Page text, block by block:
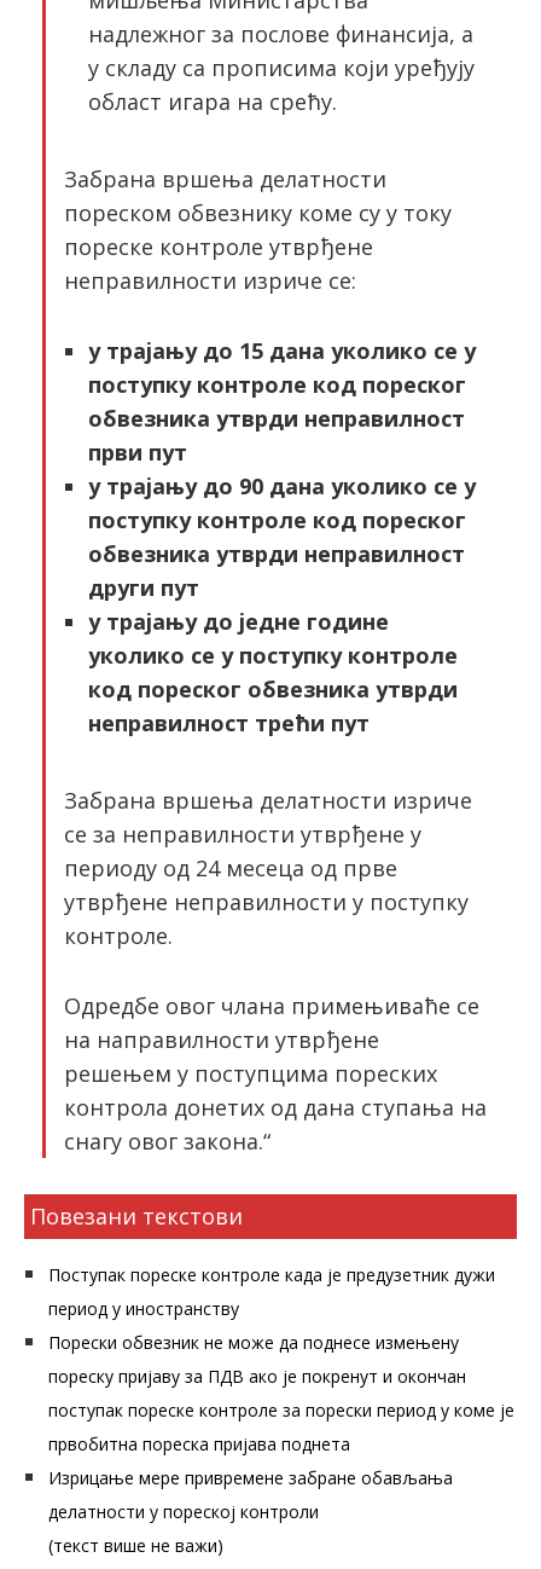
надлежног за послове финансија, а
у складу са прописима који уређују
област игара на срећу.
Забрана вршења делатности
пореском обвезнику коме су у току
пореске контроле утврђене
неправилности изриче се:
у трајању до 15 дана уколико се у
поступку контроле код пореског
обвезника утврди неправилност
први пут
у трајању до 90 дана уколико се у
поступку контроле код пореског
обвезника утврди неправилност
други пут
у трајању до једне године
уколико се у поступку контроле
код пореског обвезника утврди
неправилност трећи пут
Забрана вршења делатности изриче
се за неправилности утврђене у
периоду од 24 месеца од прве
утврђене неправилности у поступку
контроле.
Одредбе овог члана примењиваће се
на направилности утврђене
решењем у поступцима пореских
контрола донетих од дана ступања на
снагу овог закона.“
Повезани текстови
Поступак пореске контроле када је предузетник дужи
период у иностранству
Порески обвезник не може да поднесе измењену
пореску пријаву за ПДВ ако је покренут и окончан
поступак пореске контроле за порески период у коме је
првобитна пореска пријава поднета
Изрицање мере привремене забране обављања
делатности у пореској контроли
(текст више не важи)